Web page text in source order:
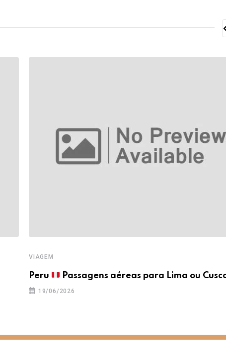
VIAGEM
Peru Passagens aéreas para Lima ou
19/06/2026